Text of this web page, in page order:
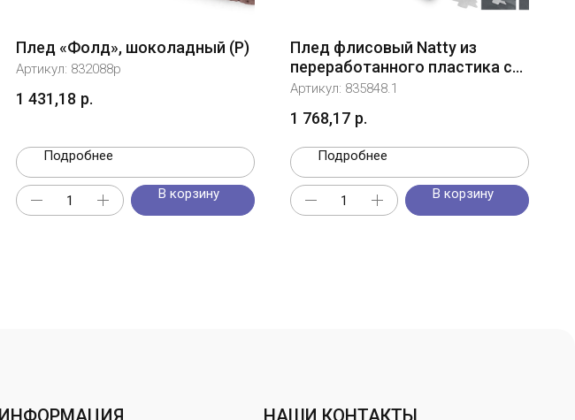
Плед «Фолд», шоколадный (P)
Артикул: 832088p
1 431,18 р.
Подробнее
В корзину
Плед флисовый Natty из
переработанного пластика с
новогодней биркой, серый
Артикул: 835848.1
1 768,17 р.
Подробнее
В корзину